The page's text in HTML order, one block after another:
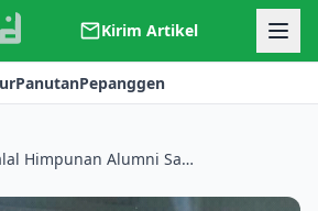
Kirim Artikel
PanutanPepanggen
Halalbihalal Himpunan Alumni Santri Lirboyo (Himasal) Tuban-Bojonegoro Berjalan Khidmat